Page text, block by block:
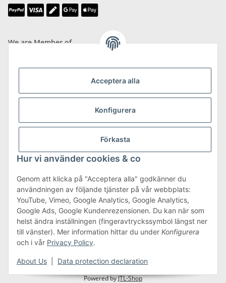
Acceptera alla
Konfigurera
Förkasta
Hur vi använder cookies & co
Genom att klicka på "Acceptera alla" godkänner du
användningen av följande tjänster på vår webbplats:
YouTube, Vimeo, Google Analytics, Google Analytics,
Google Ads, Google Kundenrezensionen. Du kan när som
helst ändra inställningen (fingeravtryckssymbol längst ner
till vänster). Mer information hittar du under Konfigurera
och i vår Privacy Policy.
About Us Data protection declaration
We are Member of
more about Shipping & Returns
Terms & Conditions
#global.withdrawalForm#
Powered byJTL-Shop